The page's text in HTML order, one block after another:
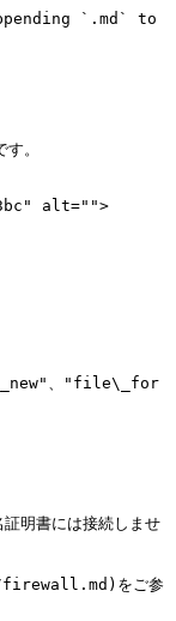
`.md` to
。
alt="">
、"file\_for
明書には接続しませ
firewall.md)をご参